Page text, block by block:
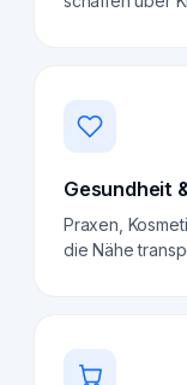
Gesundheit
Praxen,
die Nähe